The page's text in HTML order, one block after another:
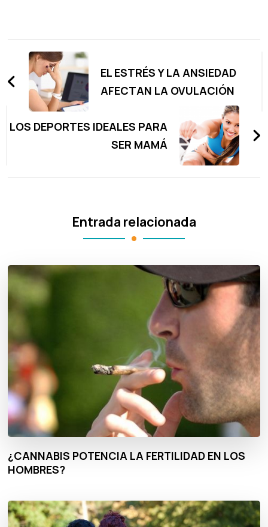
Navegación
de
entradas
EL ESTRÉS Y LA ANSIEDAD
AFECTAN LA OVULACIÓN
LOS DEPORTES IDEALES PARA
SER MAMÁ
Entrada relacionada
¿CANNABIS POTENCIA LA FERTILIDAD EN LOS
HOMBRES?